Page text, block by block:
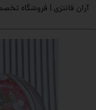
آران فانتزی | فروشگاه